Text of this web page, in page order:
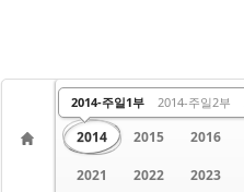
수요 말씀 주일 1부
2014
2014-주일1부 2014-주일2부
2015 2016
2021
2022 2023